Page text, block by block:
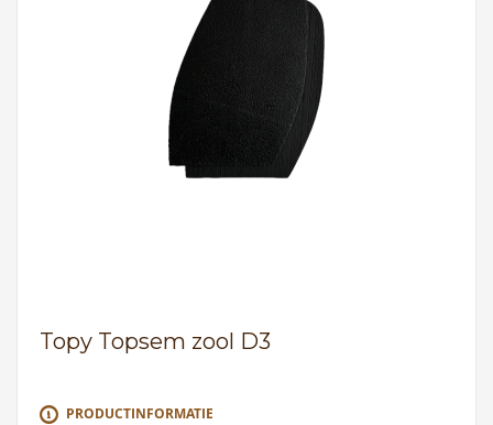
Topy Topsem zool D3
PRODUCTINFORMATIE